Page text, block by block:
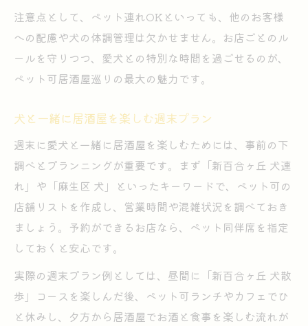
注意点として、ペット連れOKといっても、他のお客様
への配慮や犬の体調管理は欠かせません。お店ごとのル
ールを守りつつ、愛犬との特別な時間を過ごせるのが、
ペット可居酒屋巡りの最大の魅力です。
犬と一緒に居酒屋を楽しむ週末プラン
週末に愛犬と一緒に居酒屋を楽しむためには、事前の下
調べとプランニングが重要です。まず「新百合ヶ丘 犬連
れ」や「麻生区 犬」といったキーワードで、ペット可の
店舗リストを作成し、営業時間や混雑状況を調べておき
ましょう。予約ができるお店なら、ペット同伴席を指定
しておくと安心です。
実際の週末プラン例としては、昼間に「新百合ヶ丘 犬散
歩」コースを楽しんだ後、ペット可ランチやカフェでひ
と休みし、夕方から居酒屋でお酒と食事を楽しむ流れが